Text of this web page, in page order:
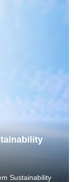
Sustainability